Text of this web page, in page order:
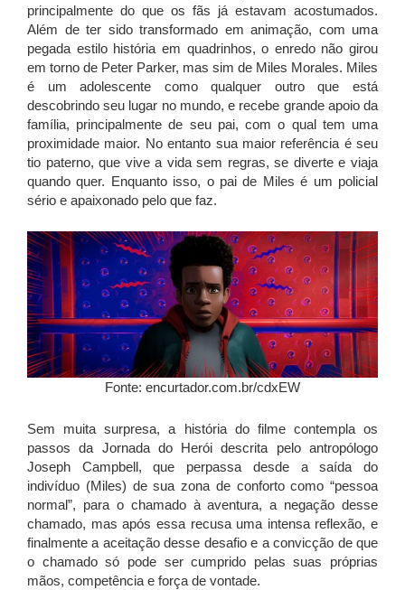
principalmente do que os fãs já estavam acostumados.
Além de ter sido transformado em animação, com uma
pegada estilo história em quadrinhos, o enredo não girou
em torno de Peter Parker, mas sim de Miles Morales. Miles
é um adolescente como qualquer outro que está
descobrindo seu lugar no mundo, e recebe grande apoio da
família, principalmente de seu pai, com o qual tem uma
proximidade maior. No entanto sua maior referência é seu
tio paterno, que vive a vida sem regras, se diverte e viaja
quando quer. Enquanto isso, o pai de Miles é um policial
sério e apaixonado pelo que faz.
Fonte: encurtador.com.br/cdxEW
Sem muita surpresa, a história do filme contempla os
passos da Jornada do Herói descrita pelo antropólogo
Joseph Campbell, que perpassa desde a saída do
indivíduo (Miles) de sua zona de conforto como “pessoa
normal”, para o chamado à aventura, a negação desse
chamado, mas após essa recusa uma intensa reflexão, e
finalmente a aceitação desse desafio e a convicção de que
o chamado só pode ser cumprido pelas suas próprias
mãos, competência e força de vontade.